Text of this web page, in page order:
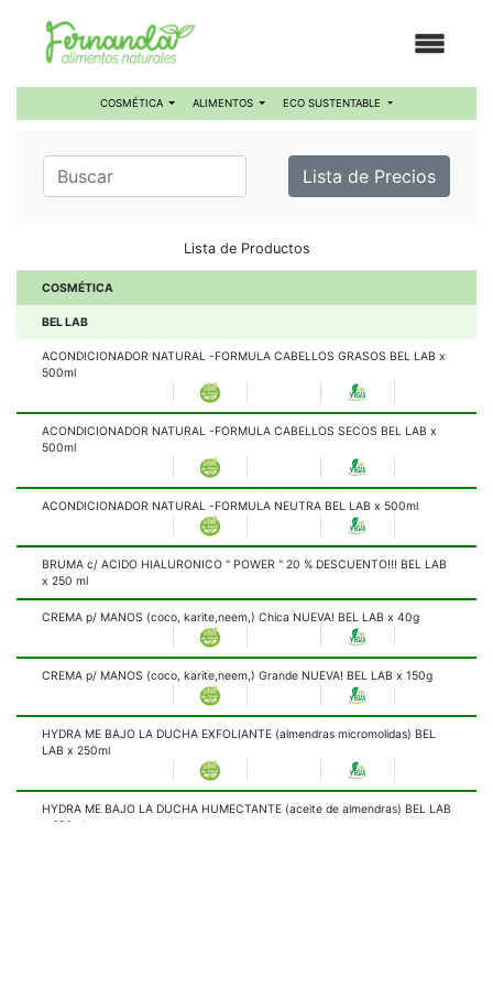
COSMÉTICA ALIMENTOS ECO SUSTENTABLE
Lista de Precios
Lista de Productos
COSMÉTICA
BEL LAB
ACONDICIONADOR NATURAL -FORMULA CABELLOS GRASOS BEL LAB x
500ml
ACONDICIONADOR NATURAL -FORMULA CABELLOS SECOS BEL LAB x
500ml
ACONDICIONADOR NATURAL -FORMULA NEUTRA BEL LAB x 500ml
BRUMA c/ ACIDO HIALURONICO " POWER " 20 % DESCUENTO!!! BEL LAB
x 250 ml
CREMA p/ MANOS (coco, karite,neem,) Chica NUEVA! BEL LAB x 40g
CREMA p/ MANOS (coco, karite,neem,) Grande NUEVA! BEL LAB x 150g
HYDRA ME BAJO LA DUCHA EXFOLIANTE (almendras micromolidas) BEL
LAB x 250ml
HYDRA ME BAJO LA DUCHA HUMECTANTE (aceite de almendras) BEL LAB
x 250ml